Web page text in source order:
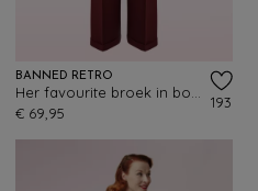
BANNED RETRO
€ 69,95
193